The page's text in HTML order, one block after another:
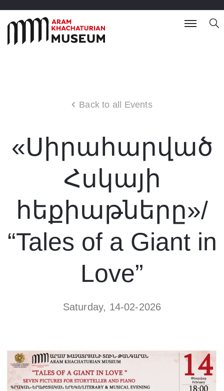
Back to all Events
«Սիրահարված
Հսկայի
հեքիաթները»/
“Tales of a Giant in
Love”
Saturday, 14-02-2026